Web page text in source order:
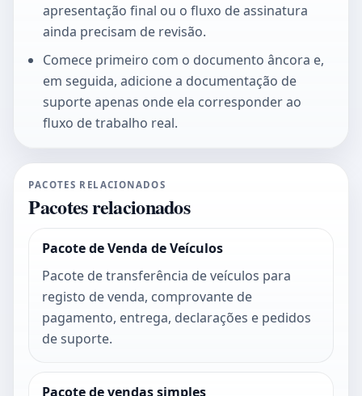
apresentação final ou o fluxo de assinatura
ainda precisam de revisão.
Comece primeiro com o documento âncora e,
em seguida, adicione a documentação de
suporte apenas onde ela corresponder ao
fluxo de trabalho real.
PACOTES RELACIONADOS
Pacotes relacionados
Pacote de Venda de Veículos
Pacote de transferência de veículos para
registo de venda, comprovante de
pagamento, entrega, declarações e pedidos
de suporte.
Pacote de vendas simples